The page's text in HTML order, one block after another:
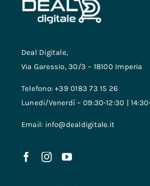
Deal Digitale,
Via Garessio, 30/3 – 18100 Imperia
Telefono: +39 0183 73 15 26
Lunedi/Venerdì – 09:30-12:30 |
Email: info@dealdigitale.it